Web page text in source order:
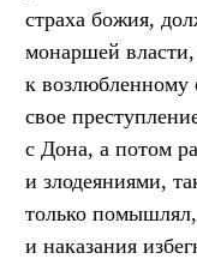
страха божия,
монаршей власти,
к возлюбленному
свое
с Дона, а потом
и злодеяниями,
только
и наказания